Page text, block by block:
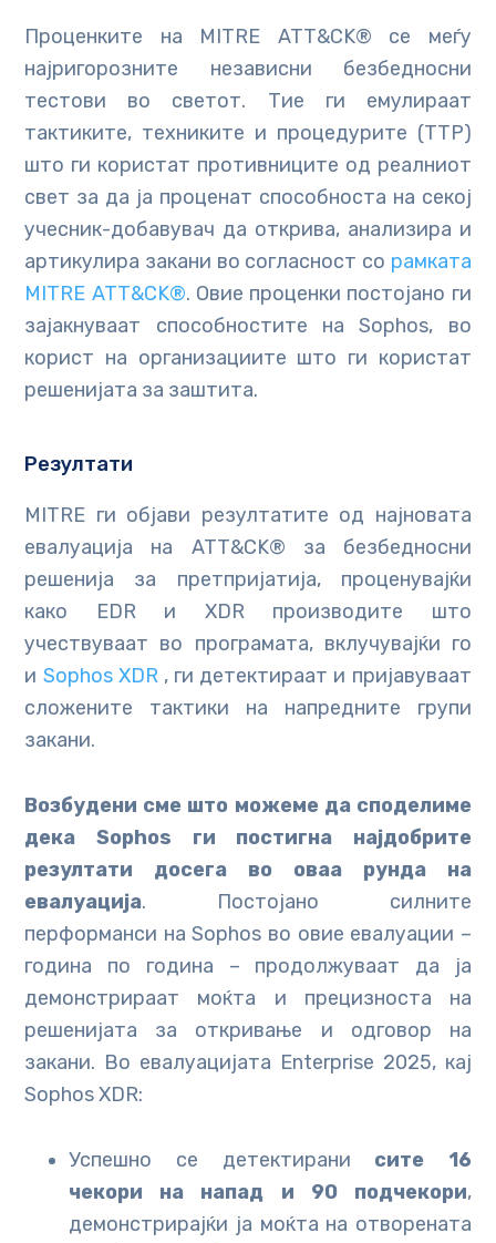
Проценките на MITRE ATT&CK® се меѓу
најригорозните независни безбедносни
тестови во светот. Тие ги емулираат
тактиките, техниките и процедурите (TTP)
што ги користат противниците од реалниот
свет за да ја проценат способноста на секој
учесник-добавувач да открива, анализира и
артикулира закани во согласност со рамката
MITRE ATT&CK®. Овие проценки постојано ги
зајакнуваат способностите на Sophos, во
корист на организациите што ги користат
решенијата за заштита.
Резултати
MITRE ги објави резултатите од најновата
евалуација на ATT&CK® за безбедносни
решенија за претпријатија, проценувајќи
како EDR и XDR производите што
учествуваат во програмата, вклучувајќи го
и Sophos XDR, ги детектираат и пријавуваат
сложените тактики на напредните групи
закани.
Возбудени сме што можеме да споделиме
дека Sophos ги постигна најдобрите
резултати досега во оваа рунда на
евалуација. Постојано силните
перформанси на Sophos во овие евалуации –
година по година – продолжуваат да ја
демонстрираат моќта и прецизноста на
решенијата за откривање и одговор на
закани. Во евалуацијата Enterprise 2025, кај
Sophos XDR:
Успешно се детектирани сите 16
чекори на напад и 90 подчекори,
демонстрирајќи ја моќта на отворената